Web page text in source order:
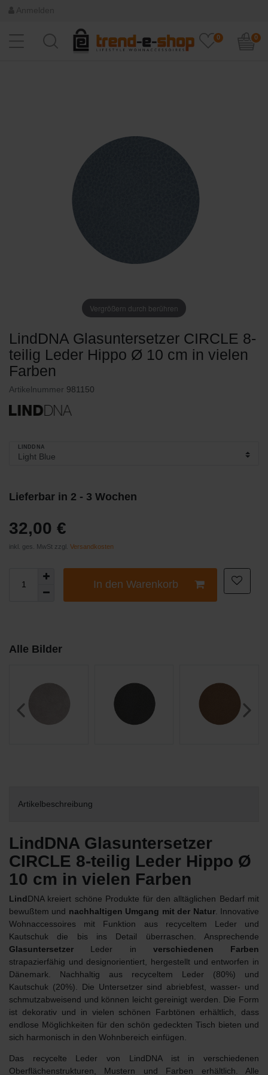
0 0
Vergrößern durch berühren
LindDNA Glasuntersetzer CIRCLE 8-
teilig Leder Hippo Ø 10 cm in vielen
Farben
Artikelnummer 981150
LINDDNA
Lieferbar in 2 - 3 Wochen
32,00 €
inkl. ges. MwSt zzgl. Versandkosten
In den Warenkorb
Alle Bilder
Artikelbeschreibung
LindDNA Glasuntersetzer
CIRCLE 8-teilig Leder Hippo Ø
10 cm in vielen Farben
LindDNA kreiert schöne Produkte für den alltäglichen Bedarf mit
bewußtem und nachhaltigen Umgang mit der Natur. Innovative
Wohnaccessoires mit Funktion aus recyceltem Leder und
Kautschuk die bis ins Detail überraschen. Ansprechende
Glasuntersetzer Leder in verschiedenen Farben
strapazierfähig und designorientiert, hergestellt und entworfen in
Dänemark. Nachhaltig aus recyceltem Leder (80%) und
Kautschuk (20%). Die Untersetzer sind abriebfest, wasser- und
schmutzabweisend und können leicht gereinigt werden. Die Form
ist dekorativ und in vielen schönen Farbtönen erhältlich, dass
endlose Möglichkeiten für den schön gedeckten Tisch bieten und
sich harmonisch in den Wohnbereich einfügen.
Das recycelte Leder von LindDNA ist in verschiedenen
Oberflächenstrukturen, Mustern und Farben erhältlich. Alle